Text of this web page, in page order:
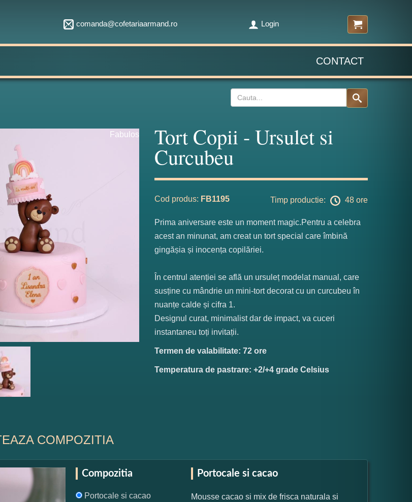
comanda@cofetariaarmand.ro Login
CONTACT
Fabulos Tort Copii - Ursulet si
Curcubeu
Cod produs: FB1195 Timp productie: 48 ore
Prima aniversare este un moment magic.Pentru a celebra
acest an minunat, am creat un tort special care îmbină
gingășia și inocența copilăriei.
În centrul atenției se află un ursuleț modelat manual, care
susține cu mândrie un mini-tort decorat cu un curcubeu în
nuanțe calde și cifra 1.
Designul curat, minimalist dar de impact, va cuceri
instantaneu toți invitații.
Termen de valabilitate: 72 ore
Temperatura de pastrare: +2/+4 grade Celsius
COMPOZITIA
Compozitia
Portocale si cacao
Portocale si cacao
Mousse cacao si mix de frisca naturala si